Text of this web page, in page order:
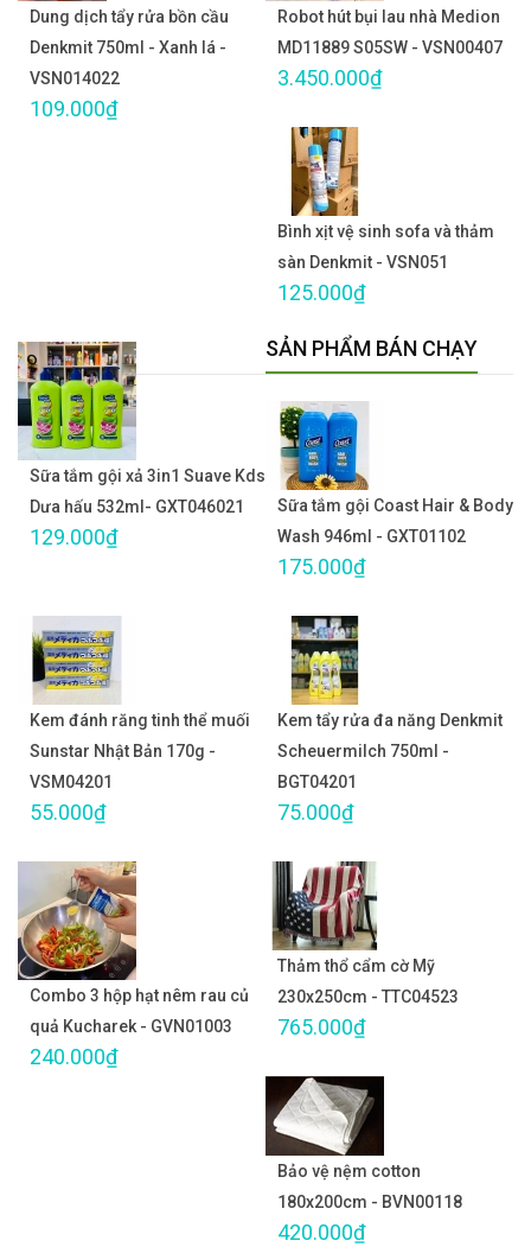
Dung dịch tẩy rửa bồn cầu
Denkmit 750ml - Xanh lá -
VSN014022
109.000₫
Robot hút bụi lau nhà Medion
MD11889 S05SW - VSN00407
3.450.000₫
Bình xịt vệ sinh sofa và thảm
sàn Denkmit - VSN051
125.000₫
Sữa tắm gội xả 3in1 Suave Kds
Dưa hấu 532ml- GXT046021
129.000₫
SẢN PHẨM BÁN CHẠY
Sữa tắm gội Coast Hair & Body
Wash 946ml - GXT01102
175.000₫
Kem đánh răng tinh thể muối
Sunstar Nhật Bản 170g -
VSM04201
55.000₫
Kem tẩy rửa đa năng Denkmit
Scheuermilch 750ml -
BGT04201
75.000₫
Combo 3 hộp hạt nêm rau củ
quả Kucharek - GVN01003
240.000₫
Thảm thổ cẩm cờ Mỹ
230x250cm - TTC04523
765.000₫
Bảo vệ nệm cotton
180x200cm - BVN00118
420.000₫